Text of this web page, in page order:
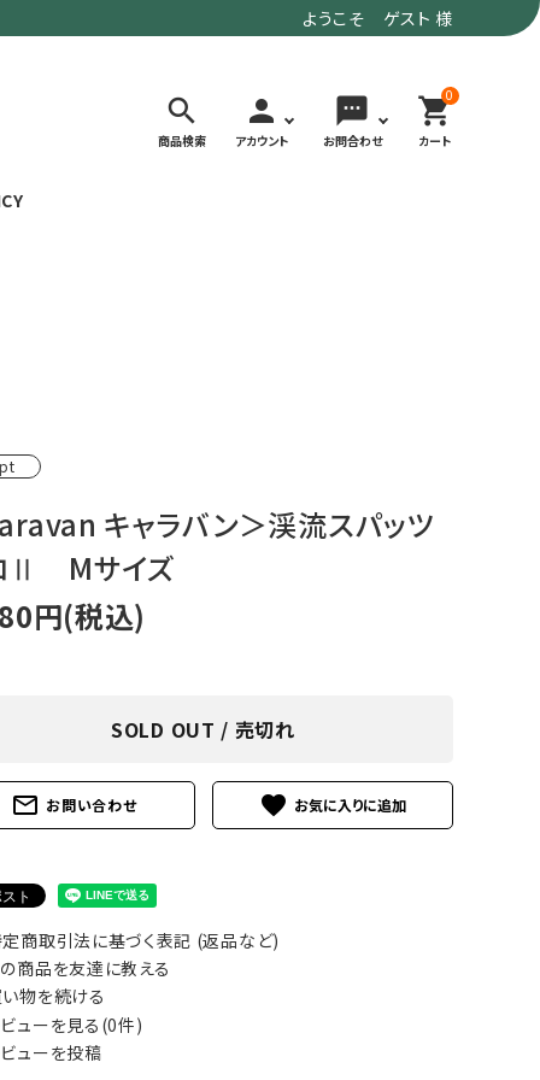
ようこそ ゲスト 様
search
商品検索
person
アカウント
sms
お問合わせ
0
shopping_cart
カート
グ
・
ギ
ヴィンテージなアイテム
リバースポーツ
ミリタリーライン・ミリタリー
キャラバン＞渓流スパッツ
Ⅱ Mサイズ
円(税込)
SOLD OUT / 売切れ
mail_outline お問い合わせ favorite
商取引法に基づく表記 (返品など)
商品を友達に教える
い物を続ける
ビューを見る(0件)
ビューを投稿